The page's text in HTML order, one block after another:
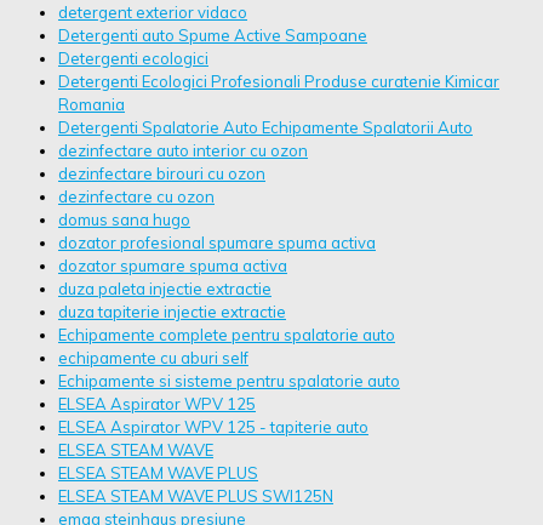
detergent exterior vidaco
Detergenti auto Spume Active Sampoane
Detergenti ecologici
Detergenti Ecologici Profesionali Produse curatenie Kimicar
Romania
Detergenti Spalatorie Auto Echipamente Spalatorii Auto
dezinfectare auto interior cu ozon
dezinfectare birouri cu ozon
dezinfectare cu ozon
domus sana hugo
dozator profesional spumare spuma activa
dozator spumare spuma activa
duza paleta injectie extractie
duza tapiterie injectie extractie
Echipamente complete pentru spalatorie auto
echipamente cu aburi self
Echipamente si sisteme pentru spalatorie auto
ELSEA Aspirator WPV 125
ELSEA Aspirator WPV 125 - tapiterie auto
ELSEA STEAM WAVE
ELSEA STEAM WAVE PLUS
ELSEA STEAM WAVE PLUS SWI125N
emag steinhaus presiune